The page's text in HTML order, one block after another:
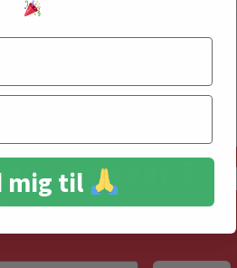
levering
- og spar
de første til at modtage gode
mig til